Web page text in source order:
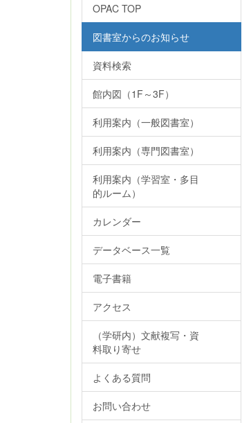
OPAC TOP
図書室からのお知らせ
資料検索
館内図（1F～3F）
利用案内（一般図書室）
利用案内（専門図書室）
利用案内（学習室・多目
的ルーム）
カレンダー
データベース一覧
電子書籍
アクセス
（学研内）文献複写・資
料取り寄せ
よくある質問
お問い合わせ